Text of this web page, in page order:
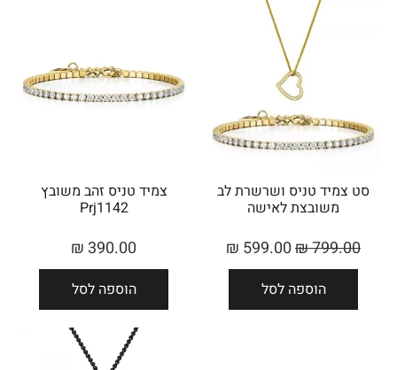
סט צמיד טניס ושרשרת לב
משובצת לאישה
799.00
₪
599.00
₪
הוספה לסל
צמיד טניס זהב משובץ
Prj1142
390.00
₪
הוספה לסל